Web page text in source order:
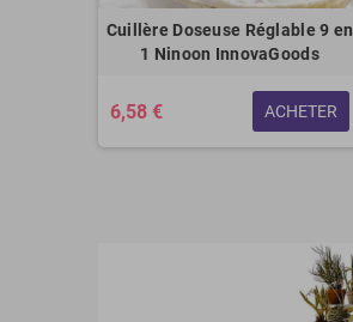
Cuillère Doseuse Réglable 9 en
1 Ninoon InnovaGoods
6,58 € ACHETER